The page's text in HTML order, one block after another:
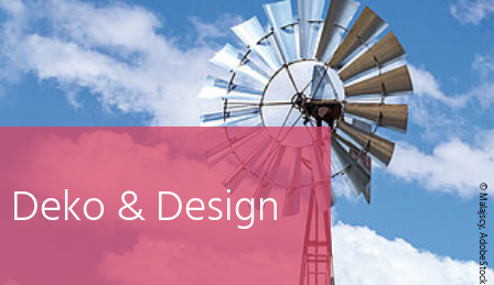
© Malajscy, AdobeStock
Deko & Design